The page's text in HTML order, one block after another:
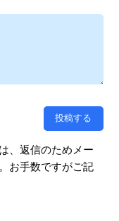
、返信のためメー
お手数ですがご記